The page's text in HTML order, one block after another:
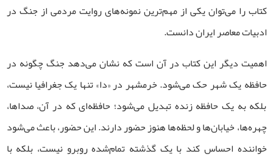
کتاب را می‌توان یکی از مهم‌ترین نمونه‌های روایت مردمی از جنگ در
ادبیات معاصر ایران دانست.
اهمیت دیگر این کتاب در آن است که نشان می‌دهد جنگ چگونه در
حافظه یک شهر حک می‌شود. خرمشهر در «دا» تنها یک جغرافیا نیست،
بلکه به یک حافظه زنده تبدیل می‌شود؛ حافظه‌ای که در آن، صداها،
چهره‌ها، خیابان‌ها و لحظه‌ها هنوز حضور دارند. این حضور، باعث می‌شود
خواننده احساس کند با یک گذشته تمام‌شده روبرو نیست، بلکه با